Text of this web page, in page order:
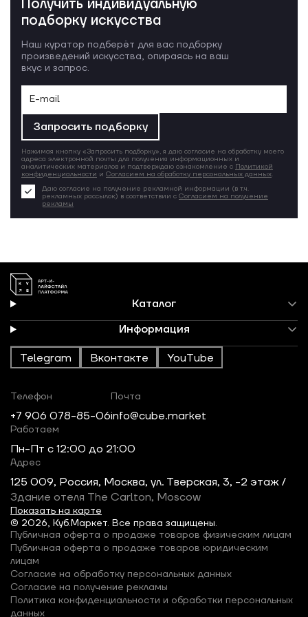
Получить индивидуальную
подборку искусства
Наш куратор подберёт для вас подборку
произведений искусства, опираясь на ваш
вкус и запрос.
Запросить подборку
Нажимая кнопку «Запросить подборку», я даю согласие на обработку моего
адреса электронной почты для получения информационных и
аналитических материалов и подтверждаю ознакомление с Политикой
конфиденциальности и Согласием на обработку персональных данных.
Даю согласие на получение рекламной информации (в т.ч.
рекламных рассылок) в соответствии с Согласием на получение
рекламы
Каталог
Информация
Telegram Вконтакте YouTube
© 2026, Куб.Маркет. Все права защищены.
Телефон
+7 906 078-85-06
Почта
info@cube.market
Работаем
Пн-Пт c 12:00 до 21:00
Адрес
125 009, Россия, Москва, ул. Тверская, 3, -2 этаж /
Здание отеля The Carlton, Moscow
Показать на карте
Публичная оферта о продаже товаров физическим лицам
Публичная оферта о продаже товаров юридическим
лицам
Согласие на обработку персональных данных
Согласие на получение рекламы
Политика конфиденциальности и обработки персональных
данных